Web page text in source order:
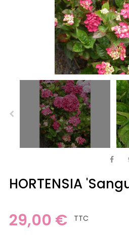
HORTENSIA
29,00 € TTC